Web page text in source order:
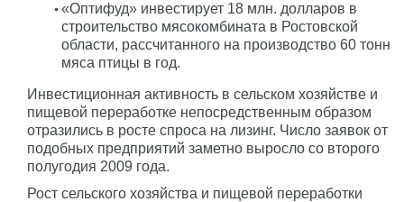
«Оптифуд» инвестирует 18 млн. долларов в
строительство мясокомбината в Ростовской
области, рассчитанного на производство 60 тонн
мяса птицы в год.
Инвестиционная активность в сельском хозяйстве и
пищевой переработке непосредственным образом
отразились в росте спроса на лизинг. Число заявок от
подобных предприятий заметно выросло со второго
полугодия 2009 года.
Рост сельского хозяйства и пищевой переработки